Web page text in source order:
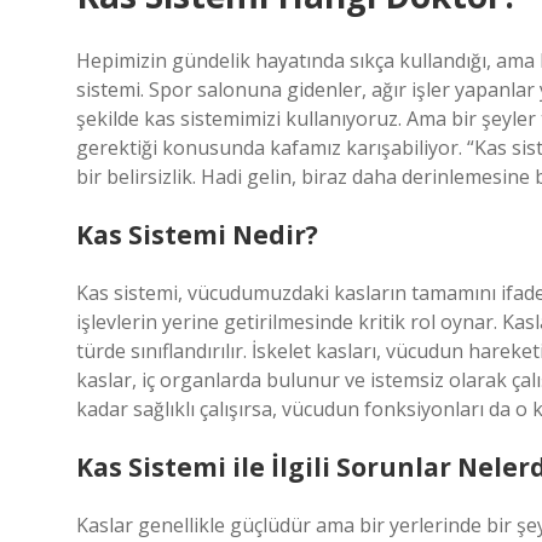
Hepimizin gündelik hayatında sıkça kullandığı,
sistemi. Spor salonuna gidenler, ağır işler
şekilde kas sistemimizi kullanıyoruz. Ama bir
gerektiği konusunda kafamız karışabiliyor. “Kas
bir belirsizlik. Hadi gelin, biraz daha derinlemesine
Kas Sistemi Nedir?
Kas sistemi, vücudumuzdaki kasların tamamını
işlevlerin yerine getirilmesinde kritik rol oynar.
türde sınıflandırılır. İskelet kasları, vücudun
kaslar, iç organlarda bulunur ve istemsiz olarak
kadar sağlıklı çalışırsa, vücudun fonksiyonları da
Kas Sistemi ile İlgili Sorunlar
Kaslar genellikle güçlüdür ama bir yerlerinde bir